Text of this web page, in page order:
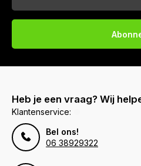
Voor 17:00 besteld, is
Heb je een vraag? Wij
Klantenservice:
Bel ons!
06 38929322